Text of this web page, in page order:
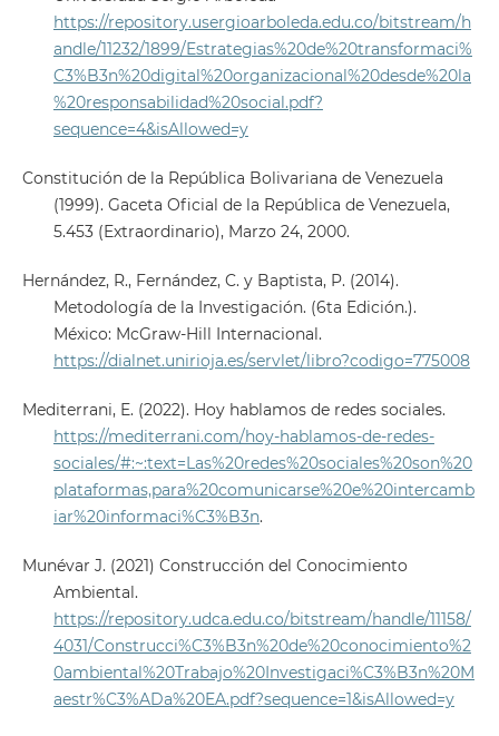
https://repository.usergioarboleda.edu.co/bitstream/h
andle/11232/1899/Estrategias%20de%20transformaci%
C3%B3n%20digital%20organizacional%20desde%20la
%20responsabilidad%20social.pdf?
sequence=4&isAllowed=y
Constitución de la República Bolivariana de Venezuela
(1999). Gaceta Oficial de la República de Venezuela,
5.453 (Extraordinario), Marzo 24, 2000.
Hernández, R., Fernández, C. y Baptista, P. (2014).
Metodología de la Investigación. (6ta Edición.).
México: McGraw-Hill Internacional.
https://dialnet.unirioja.es/servlet/libro?codigo=775008
Mediterrani, E. (2022). Hoy hablamos de redes sociales.
https://mediterrani.com/hoy-hablamos-de-redes-
sociales/#:~:text=Las%20redes%20sociales%20son%20
plataformas,para%20comunicarse%20e%20intercamb
iar%20informaci%C3%B3n.
Munévar J. (2021) Construcción del Conocimiento
Ambiental.
https://repository.udca.edu.co/bitstream/handle/11158/
4031/Construcci%C3%B3n%20de%20conocimiento%2
0ambiental%20Trabajo%20Investigaci%C3%B3n%20M
aestr%C3%ADa%20EA.pdf?sequence=1&isAllowed=y